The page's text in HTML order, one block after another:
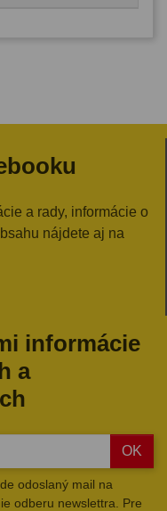
a rady, informácie o
nájdete aj na
informácie
a
OK
odoslaný mail na
odberu newslettra. Pre